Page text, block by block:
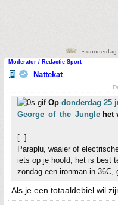
•
Moderator / Redactie Sport
Nattekat
Op donderdag 25
George_of_the_Jungle het
[..]
Paraplu, waaier of
iets op je hoofd, het is best
zondag een ironman in 36C,
Als je een totaaldebiel wil